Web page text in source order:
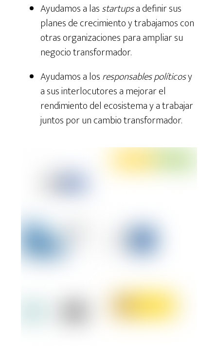
Ayudamos a lasstartupsa definir sus
planes de crecimiento y trabajamos con
otras organizaciones para ampliar su
negocio transformador.
Ayudamos a losresponsables políticosy
a sus interlocutores a mejorar el
rendimiento del ecosistema y a trabajar
juntos por un cambio transformador.